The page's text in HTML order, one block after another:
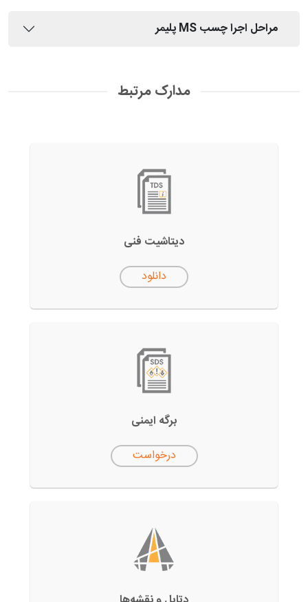
مراحل اجرا چسب MS پلیمر
مدارک مرتبط
دیتاشیت فنی
دانلود
برگه ایمنی
درخواست